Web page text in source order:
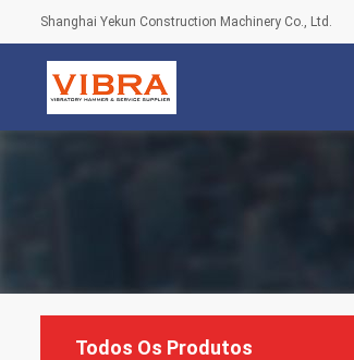
Shanghai Yekun Construction Machinery Co., Ltd.
Todos Os Produtos